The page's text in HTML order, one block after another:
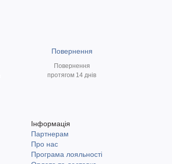
Повернення
Повернення
протягом 14 днів
Інформація
Партнерам
Про нас
Програма лояльності